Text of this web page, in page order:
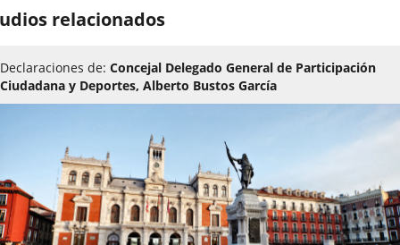
relacionados
Declaraciones de: Concejal Delegado General de Participación
Ciudadana y Deportes, Alberto Bustos García